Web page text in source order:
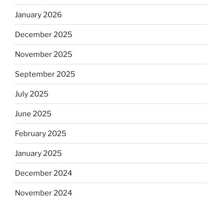
January 2026
December 2025
November 2025
September 2025
July 2025
June 2025
February 2025
January 2025
December 2024
November 2024